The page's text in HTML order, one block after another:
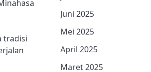
tradisi
Juni 2025
Mei 2025
April 2025
Maret 2025